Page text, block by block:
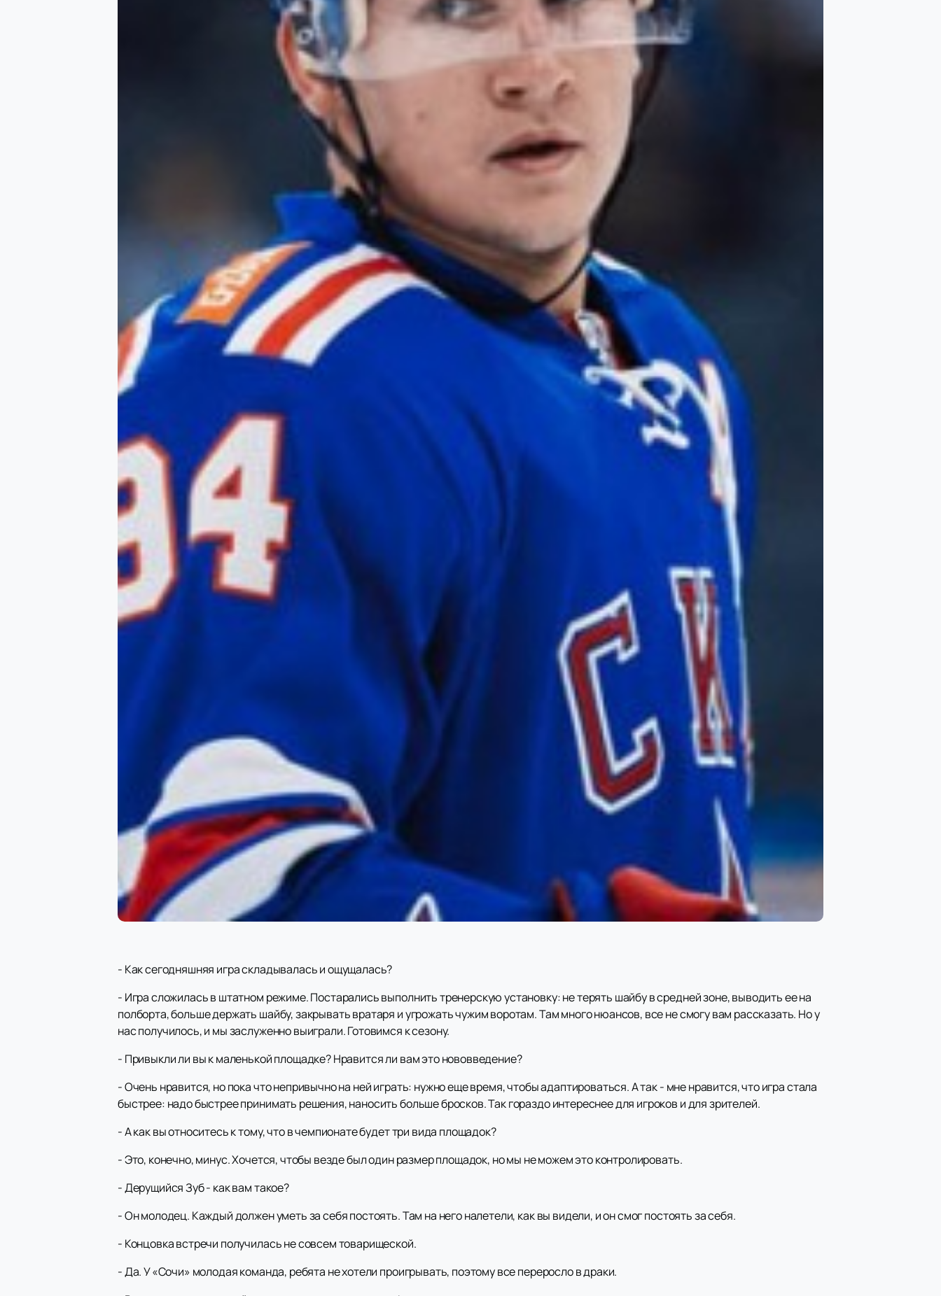
- Как сегодняшняя игра складывалась и ощущалась?
- Игра сложилась в штатном режиме. Постарались выполнить тренерскую установку: не терять шайбу в средней зоне, выводить ее на
полборта, больше держать шайбу, закрывать вратаря и угрожать чужим воротам. Там много нюансов, все не смогу вам рассказать. Но у
нас получилось, и мы заслуженно выиграли. Готовимся к сезону.
- Привыкли ли вы к маленькой площадке? Нравится ли вам это нововведение?
- Очень нравится, но пока что непривычно на ней играть: нужно еще время, чтобы адаптироваться. А так - мне нравится, что игра стала
быстрее: надо быстрее принимать решения, наносить больше бросков. Так гораздо интереснее для игроков и для зрителей.
- А как вы относитесь к тому, что в чемпионате будет три вида площадок?
- Это, конечно, минус. Хочется, чтобы везде был один размер площадок, но мы не можем это контролировать.
- Дерущийся Зуб - как вам такое?
- Он молодец. Каждый должен уметь за себя постоять. Там на него налетели, как вы видели, и он смог постоять за себя.
- Концовка встречи получилась не совсем товарищеской.
- Да. У «Сочи» молодая команда, ребята не хотели проигрывать, поэтому все переросло в драки.